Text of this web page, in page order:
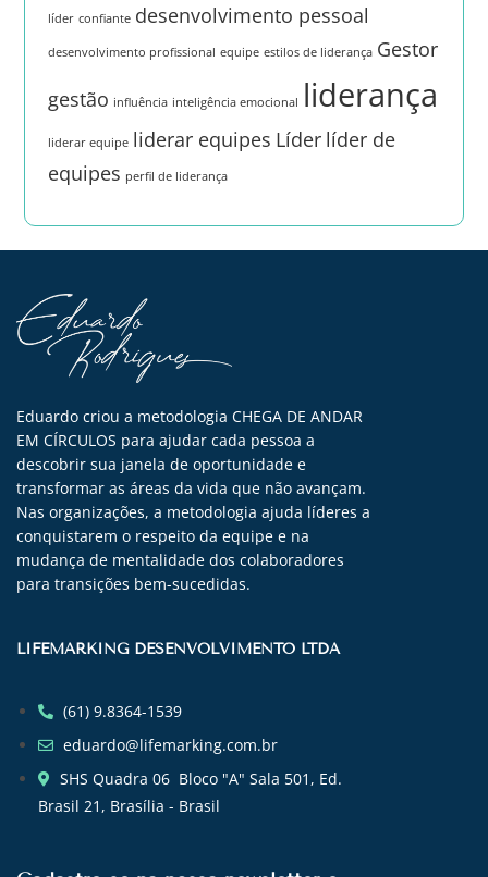
líder confiante desenvolvimento pessoal
desenvolvimento profissional equipe estilos de liderança Gestor
gestão influência inteligência emocional liderança
liderar equipe liderar equipes Líder líder de
equipes perfil de liderança
Eduardo criou a metodologia CHEGA DE ANDAR
EM CÍRCULOS para ajudar cada pessoa a
descobrir sua janela de oportunidade e
transformar as áreas da vida que não avançam.
Nas organizações, a metodologia ajuda líderes a
conquistarem o respeito da equipe e na
mudança de mentalidade dos colaboradores
para transições bem-sucedidas.
LIFEMARKING DESENVOLVIMENTO LTDA
(61) 9.8364-1539
eduardo@lifemarking.com.br
SHS Quadra 06 Bloco "A" Sala 501, Ed.
Brasil 21, Brasília - Brasil